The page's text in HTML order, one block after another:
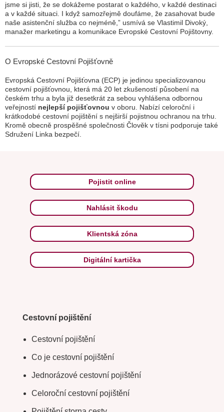
jsme si jisti, že se dokážeme postarat o každého, v každé destinaci
a v každé situaci. I když samozřejmě doufáme, že zasahovat bude
naše asistenční služba co nejméně, ” usmívá se Vlastimil Divoký,
manažer marketingu a komunikace Evropské Cestovní Pojištovny.
O Evropské Cestovní Pojišťovně
Evropská Cestovní Pojišťovna (ECP) je jedinou specializovanou
cestovní pojišťovnou, která má 20 let zkušeností působení na
českém trhu a byla již desetkrát za sebou vyhlášena odbornou
veřejností nejlepší pojišťovnou v oboru. Nabízí celoroční i
krátkodobé cestovní pojištění s nejširší pojistnou ochranou na trhu.
Kromě obecně prospěšné společnosti Člověk v tísni podporuje také
Sdružení Linka bezpečí.
Pojistit online
Nahlásit škodu
Klientská zóna
Digitální kartička
Cestovní pojištění
Cestovní pojištění
Co je cestovní pojištění
Jednorázové cestovní pojištění
Celoroční cestovní pojištění